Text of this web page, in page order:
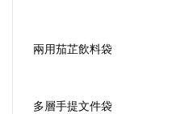
兩用茄芷飲料袋
多層手提文件袋